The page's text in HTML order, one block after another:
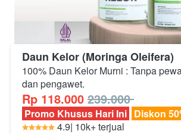
Daun Kelor (Moringa Oleifera)
100% Daun Kelor Murni : Tanpa
dan pengawet.
Rp 118.000 239.000
Promo Khusus Hari Ini Diskon
4.9| 10k+ terjual